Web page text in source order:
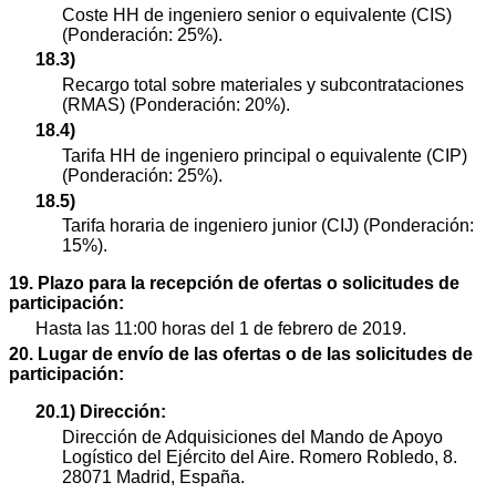
Coste HH de ingeniero senior o equivalente (CIS)
(Ponderación: 25%).
18.3)
Recargo total sobre materiales y subcontrataciones
(RMAS) (Ponderación: 20%).
18.4)
Tarifa HH de ingeniero principal o equivalente (CIP)
(Ponderación: 25%).
18.5)
Tarifa horaria de ingeniero junior (CIJ) (Ponderación:
15%).
19. Plazo para la recepción de ofertas o solicitudes de
participación:
Hasta las 11:00 horas del 1 de febrero de 2019.
20. Lugar de envío de las ofertas o de las solicitudes de
participación:
20.1) Dirección:
Dirección de Adquisiciones del Mando de Apoyo
Logístico del Ejército del Aire. Romero Robledo, 8.
28071 Madrid, España.